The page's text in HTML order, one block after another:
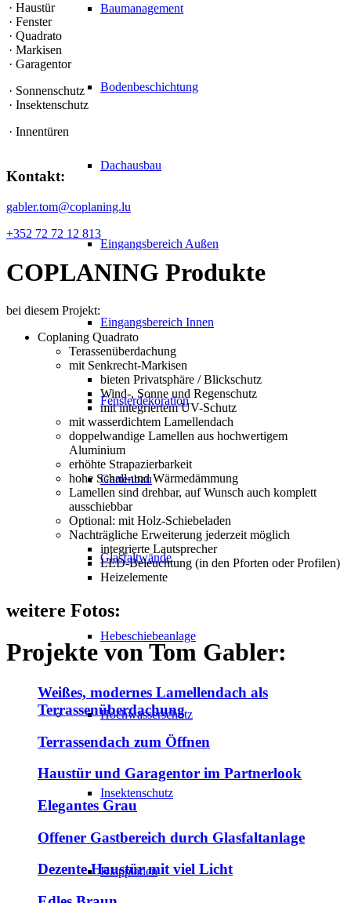
Baumanagement
Bodenbeschichtung
Dachausbau
Eingangsbereich Außen
Eingangsbereich Innen
Fensterdekoration
Gartenbau
Glasfaltwände
Hebeschiebeanlage
Hochwasserschutz
Insektenschutz
Klappläden
· Haustür
· Fenster
· Quadrato
· Markisen
· Garagentor
· Sonnenschutz
· Insektenschutz
· Innentüren
Kontakt:
gabler.tom@coplaning.lu
+352 72 72 12 813
COPLANING Produkte
bei diesem Projekt:
Coplaning Quadrato
Terassenüberdachung
mit Senkrecht-Markisen
bieten Privatsphäre / Blickschutz
Wind-, Sonne und Regenschutz
mit integriertem UV-Schutz
mit wasserdichtem Lamellendach
doppelwandige Lamellen aus hochwertigem
Aluminium
erhöhte Strapazierbarkeit
hohe Schall-und Wärmedämmung
Lamellen sind drehbar, auf Wunsch auch komplett
ausschiebbar
Optional: mit Holz-Schiebeladen
Nachträgliche Erweiterung jederzeit möglich
integrierte Lautsprecher
LED-Beleuchtung (in den Pforten oder Profilen)
Heizelemente
weitere Fotos:
Projekte vonTom Gabler:
Weißes, modernes Lamellendach als
Terrassenüberdachung
Terrassendach zum Öffnen
Haustür und Garagentor im Partnerlook
Elegantes Grau
Offener Gastbereich durch Glasfaltanlage
Dezente Haustür mit viel Licht